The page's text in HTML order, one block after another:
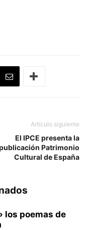
Artículo siguiente
El IPCE presenta la
Patrimonio
Cultural de España
los poemas de